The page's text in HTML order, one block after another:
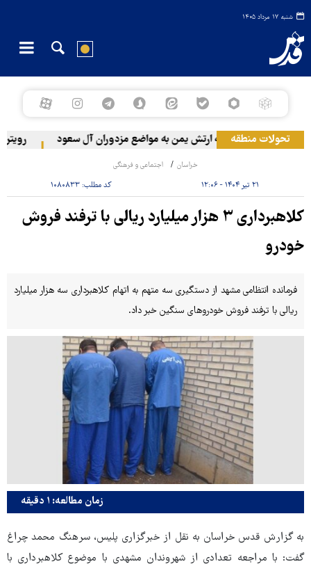
شنبه ۱۷ مرداد ۱۴۰۵
تحولات منطقهحمله ارتش یمن به مواضع مزدوران آل سعود رویترز: عربستان ۸۶ درصد از
خراسان اجتماعی و فرهنگی
۲۱ تیر ۱۴۰۴ - ۱۲:۰۶ کد مطلب: ۱۰۸۰۸۳۳
کلاهبرداری ۳ هزار میلیارد ریالی با ترفند فروش
خودرو
فرمانده انتظامی مشهد از دستگیری سه متهم به اتهام کلاهبرداری سه هزار میلیارد
ریالی با ترفند فروش خودروهای سنگین خبر داد.
زمان مطالعه: ۱ دقیقه
به گزارش قدس خراسان به نقل از خبرگزاری پلیس، سرهنگ محمد چراغ
گفت: با مراجعه تعدادی از شهروندان مشهدی با موضوع کلاهبرداری با